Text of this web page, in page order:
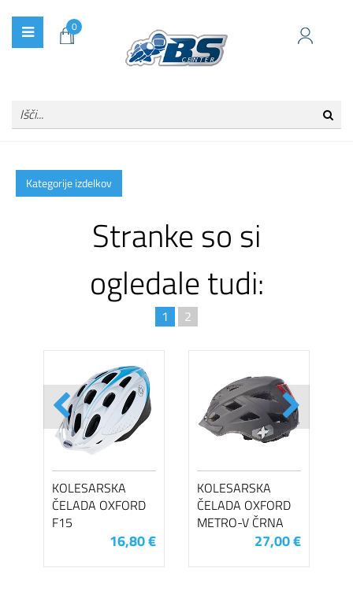
0
Kategorije izdelkov
Stranke so si
ogledale tudi:
1 2
KOLESARSKA
ČELADA OXFORD
F15
16,80 €
KOLESARSKA
ČELADA OXFORD
METRO-V ČRNA
27,00 €